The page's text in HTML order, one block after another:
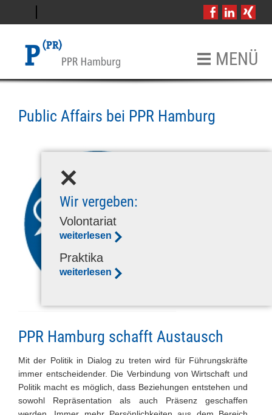
MENÜ
Startseite
Über uns
Akademischer Beirat
Produkte
Pilsczek Bewegt Bild
Referenzen
Inhaber & Gründer
Partner und Freunde
Kontakt
Impressum
Public Affairs bei PPR Hamburg
PPR Hamburg schafft Austausch
Mit der Politik in Dialog zu treten wird für Führungskräfte
immer entscheidender. Die Verbindung von Wirtschaft und
Politik macht es möglich, dass Beziehungen entstehen und
sowohl Repräsentation als auch Präsenz geschaffen
Wir vergeben:
Volontariat
weiterlesen
Praktika
weiterlesen